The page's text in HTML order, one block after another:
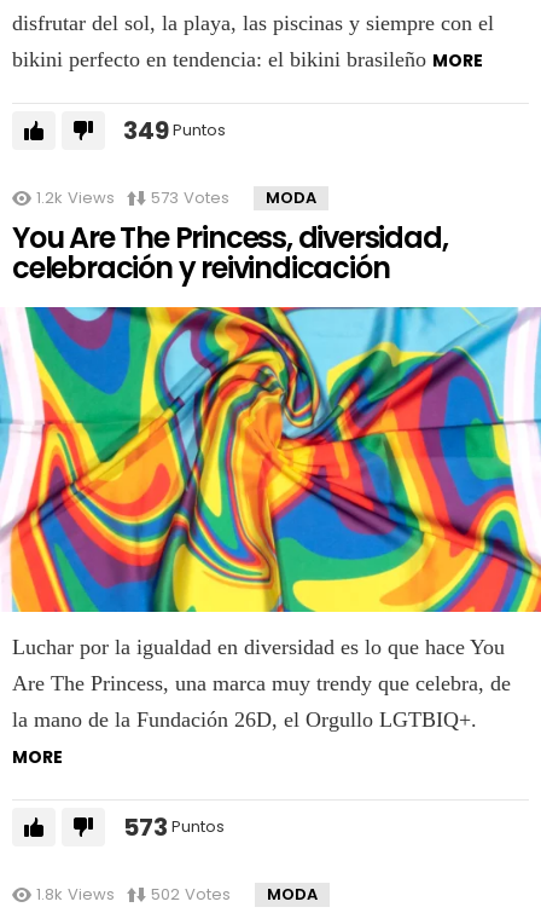
disfrutar del sol, la playa, las piscinas y siempre con el
bikini perfecto en tendencia: el bikini brasileño MORE
349Puntos
1.2k Views 573 Votes MODA
You Are The Princess, diversidad,
celebración y reivindicación
Luchar por la igualdad en diversidad es lo que hace You
Are The Princess, una marca muy trendy que celebra, de
la mano de la Fundación 26D, el Orgullo LGTBIQ+.
MORE
573 Puntos
1.8k Views 502 Votes MODA